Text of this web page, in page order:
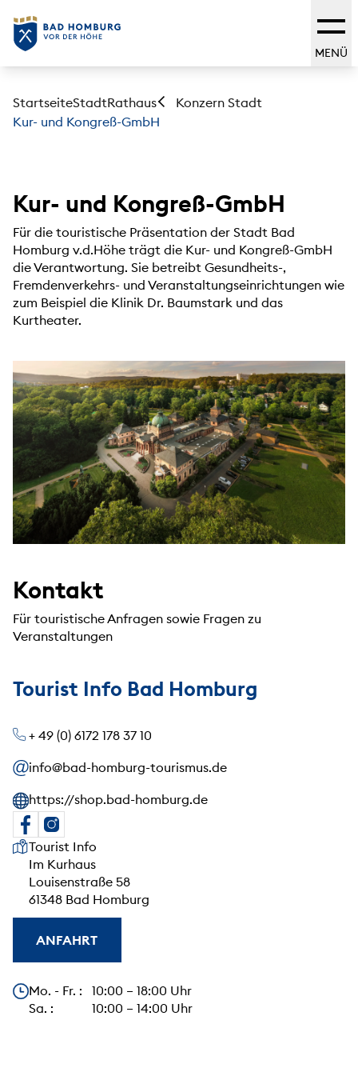
MENÜ
StartseiteStadtRathaus
Konzern Stadt
Kur- und Kongreß-GmbH
Kur- und Kongreß-GmbH
Für die touristische Präsentation der Stadt Bad
Homburg v.d.Höhe trägt die Kur- und Kongreß-GmbH
die Verantwortung. Sie betreibt Gesundheits-,
Fremdenverkehrs- und Veranstaltungseinrichtungen wie
zum Beispiel die Klinik Dr. Baumstark und das
Kurtheater.
Kontakt
Für touristische Anfragen sowie Fragen zu
Veranstaltungen
Tourist Info Bad Homburg
+ 49 (0) 6172 178 37 10
info@bad-homburg-tourismus.de
https://shop.bad-homburg.de
Unsere Anschrift
Tourist Info
Im Kurhaus
Louisenstraße 58
61348 Bad Homburg
ANFAHRT
Unsere Öffnungszeiten
Mo. - Fr. : 10:00 – 18:00 Uhr
Sa. : 10:00 – 14:00 Uhr